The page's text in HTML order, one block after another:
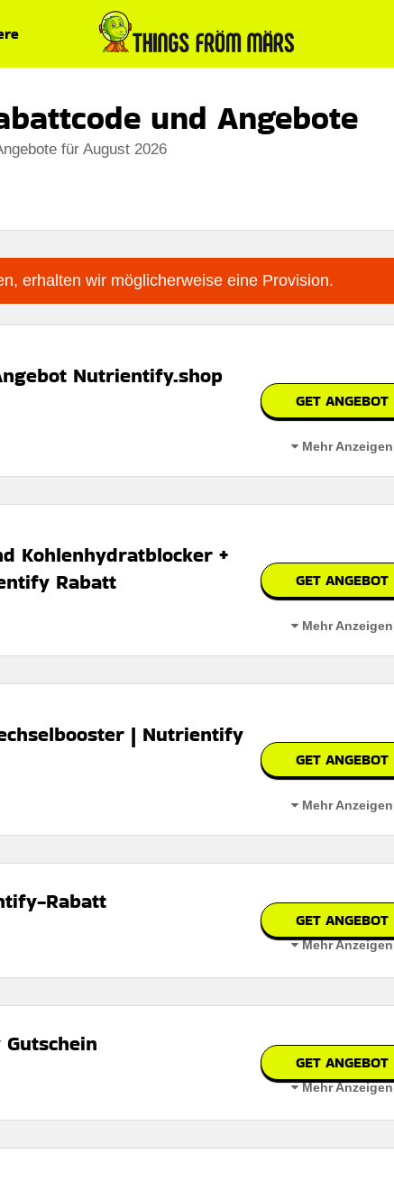
und Angebote
für August 2026
erhalten wir möglicherweise eine Provision.
Nutrientify.shop
Mehr Anzeigen
GET ANGEBOT
geschäftsbedingungen auf der website des händlers
Kohlenhydratblocker +
Rabatt
Mehr Anzeigen
GET ANGEBOT
| Nutrientify
Mehr Anzeigen
GET ANGEBOT
geschäftsbedingungen auf der website des händlers
Rabatt
Mehr Anzeigen
GET ANGEBOT
Mehr Anzeigen
GET ANGEBOT